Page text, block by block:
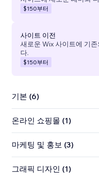
$150부터
사이트 이전
새로운 Wix 사이트에 기
다.
$150부터
기본 (6)
온라인 쇼핑몰 (1)
마케팅 및 홍보 (3)
그래픽 디자인 (1)